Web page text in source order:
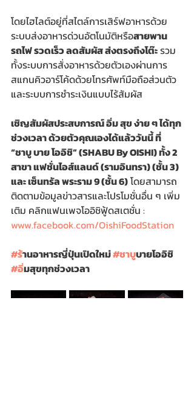
โดยไฮไลต์อยู่ที่สไตล์การเสิร์ฟอาหารด้วย
ระบบส่งอาหารด่วนอัตโนมัติหรือสายพาน
รถไฟ รวดเร็ว ลดสัมผัส ส่งตรงถึงโต๊ะ รวม
ทั้งระบบการสั่งอาหารด้วยตัวเองผ่านการ
สแกนคิวอาร์โค้ดด้วยโทรศัพท์มือถือส่วนตัว
และระบบการชำระเงินแบบไร้สัมผัส
เชิญสัมผัสประสบการณ์ อิ่ม สุข ง่าย ๆ ได้ทุก
ช่วงเวลา ด้วยตัวคุณเองได้แล้ววันนี้ ที่
“ชาบู บาย โออิชิ” (SHABU By OISHI) ทั้ง 2
สาขา แฟชั่นไอส์แลนด์ (รามอินทรา) (ชั้น 3)
และ เซ็นทรัล พระราม 9 (ชั้น 6) โดยสามารถ
ติดตามข้อมูลข่าวสารและโปรโมชั่นอื่น ๆ เพิ่ม
เติม คลิกแฟนเพจโออิชิฟู้ดสเตชั่น :
www.facebook.com/OishiFoodStation
#ร้านอาหารญี่ปุ่นเปิดใหม่ #ชาบูบายโออิชิ
#อิ่มสุขทุกช่วงเวลา